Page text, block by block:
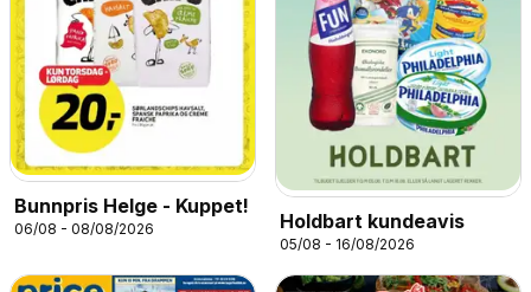
Bunnpris Helge - Kuppet!
06/08 - 08/08/2026 Holdbart kundeavis
05/08 - 16/08/2026